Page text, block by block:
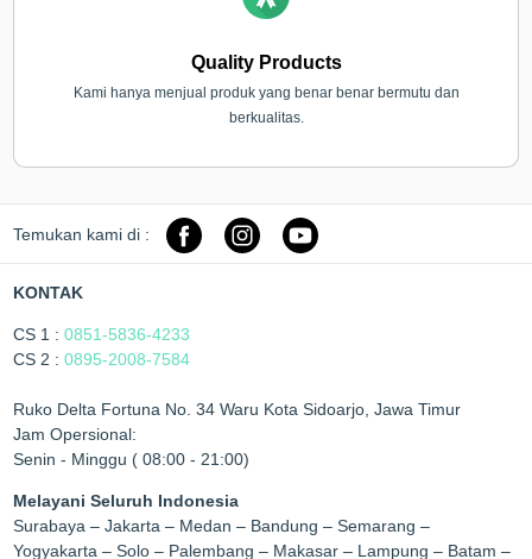
Quality Products
Kami hanya menjual produk yang benar benar bermutu dan
berkualitas.
Temukan kami di :
KONTAK
CS 1 :0851-5836-4233
CS 2 :0895-2008-7584
Ruko Delta Fortuna No. 34 Waru Kota Sidoarjo, Jawa Timur
Jam Opersional:
Senin - Minggu ( 08:00 - 21:00)
Melayani Seluruh Indonesia
Surabaya – Jakarta – Medan – Bandung – Semarang –
Yogyakarta – Solo – Palembang – Makasar – Lampung – Batam –